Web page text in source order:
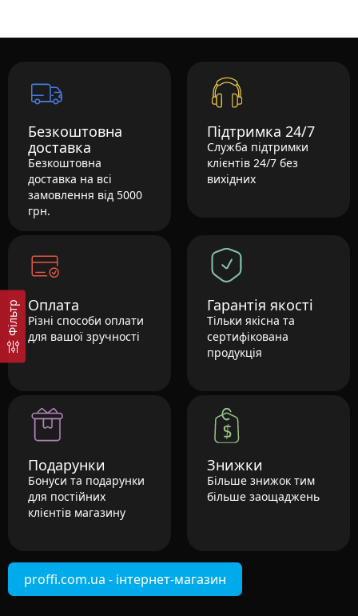
Фільтр
Безкоштовна
доставка
Безкоштовна
доставка на всі
замовлення від 5000
грн.
Підтримка 24/7
Служба підтримки
клієнтів 24/7 без
вихідних
Оплата
Різні способи оплати
для вашої зручності
Гарантія якості
Тільки якісна та
сертифікована
продукція
Подарунки
Бонуси та подарунки
для постійних
клієнтів магазину
Знижки
Більше знижок тим
більше заощаджень
proffi.com.ua - інтернет-магазин